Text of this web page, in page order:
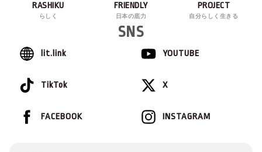
RASHIKU
らしく
FRIENDLY
日本の底力
PROJECT
自分らしく生きる
SNS
lit.link YOUTUBE
TikTok X
INSTAGRAM
FACEBOOK